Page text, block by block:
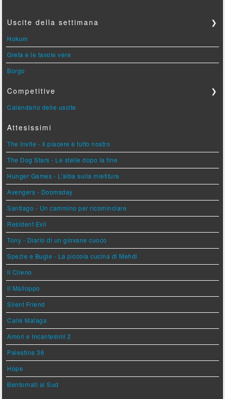
Uscite della settimana ❯
Hokum
Greta e le favole vere
Borgo
Competitive ❯
Calendario delle uscite
Attesissimi
The Invite - Il piacere è tutto nostro
The Dog Stars - Le stelle dopo la fine
Hunger Games - L'alba sulla mietitura
Avengers - Doomsday
Santiago - Un cammino per ricominciare
Resident Evil
Tony - Diario di un giovane cuoco
Spezie e Bugie - La piccola cucina di Mehdi
Il Cileno
Il Malloppo
Silent Friend
Calle Malaga
Amori e Incantesimi 2
Palestina 36
Hope
Bentornati al Sud